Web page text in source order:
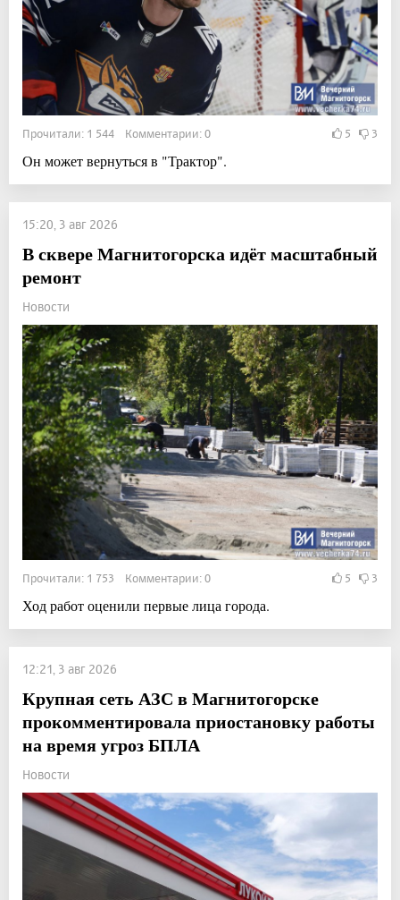
Прочитали: 1 544 Комментарии: 0 5 3
Он может вернуться в "Трактор".
15:20, 3 авг 2026
В сквере Магнитогорска идёт масштабный
ремонт
Новости
Прочитали: 1 753 Комментарии: 0 5 3
Ход работ оценили первые лица города.
12:21, 3 авг 2026
Крупная сеть АЗС в Магнитогорске
прокомментировала приостановку работы
на время угроз БПЛА
Новости